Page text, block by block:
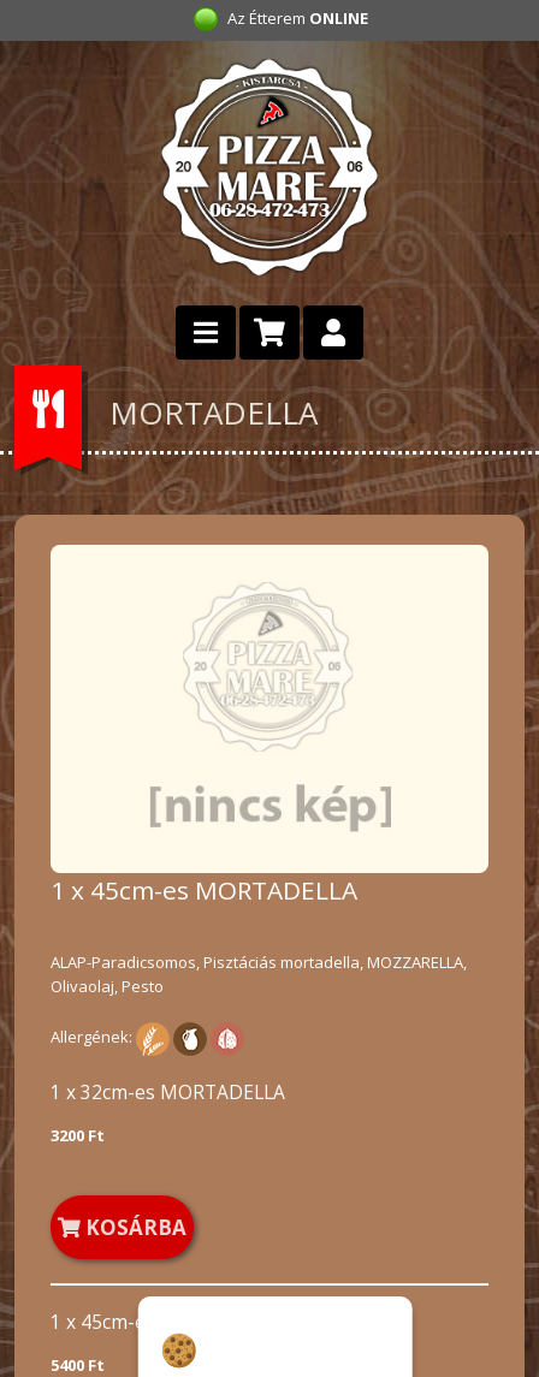
Az Étterem ONLINE
MORTADELLA
1 x 45cm-es MORTADELLA
ALAP-Paradicsomos, Pisztáciás mortadella, MOZZARELLA,
Olivaolaj, Pesto
Allergének:
1 x 32cm-es MORTADELLA
3200 Ft
KOSÁRBA
1 x 45cm-es MORTADELLA
5400 Ft